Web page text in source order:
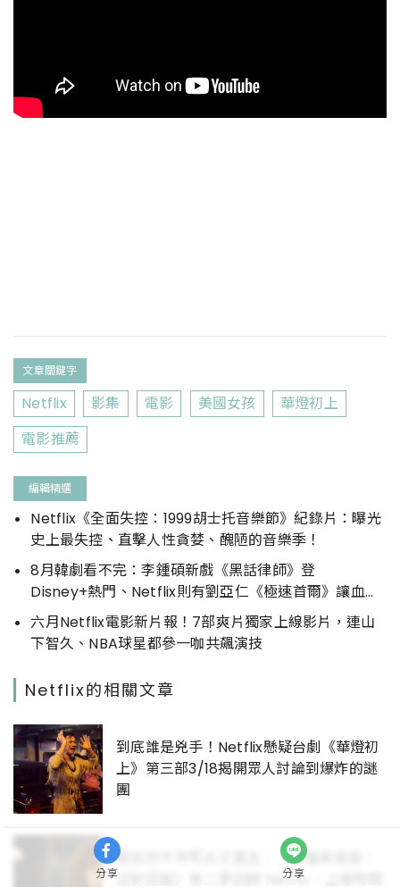
文章關鍵字
Netflix 影集 電影 美國女孩
華燈初上
電影推薦
編輯精選
Netflix《全面失控：1999胡士托音樂節》紀錄片：曝光
史上最失控、直擊人性貪婪、醜陋的音樂季！
8月韓劇看不完：李鍾碩新戲《黑話律師》登
Disney+熱門、Netflix則有劉亞仁《極速首爾》讓血液
沸騰，FriDay影音用金世正《今日的網漫》為夢想加油
六月Netflix電影新片報！7部爽片獨家上線影片，連山
下智久、NBA球星都參一咖共飆演技
Netflix的相關文章
到底誰是兇手！Netflix懸疑台劇《華燈初
上》第三部3/18揭開眾人討論到爆炸的謎
團
假如你不停死去又重生：《俄羅斯娃娃：
派對迴旋》第二季回歸 Netflix，上線時間
分享 分享